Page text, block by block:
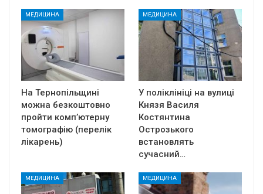
МЕДИЦИНА
На Тернопільщині
можна безкоштовно
пройти комп’ютерну
томографію (перелік
лікарень)
МЕДИЦИНА
У поліклініці на вулиці
Князя Василя
Костянтина
Острозького
встановлять
сучасний…
МЕДИЦИНА МЕДИЦИНА